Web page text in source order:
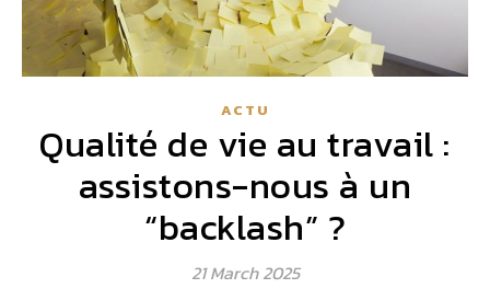
ACTU
Qualité de vie au travail :
assistons-nous à un
“backlash” ?
21 March 2025